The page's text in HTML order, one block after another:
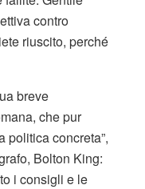
contro
riuscito, perché
breve
che pur
politica concreta”,
Bolton King:
i consigli e le